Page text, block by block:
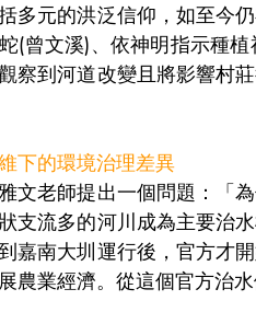
多元的洪泛信仰，如至今
(曾文溪)、依神明指示種
察到河道改變且將影響村
下的環境治理差異
文老師提出一個問題：「
支流多的河川成為主要治
嘉南大圳運行後，官方才
農業經濟。從這個官方治